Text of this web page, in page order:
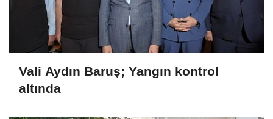
Vali Aydın Baruş; Yangın kontrol
altında